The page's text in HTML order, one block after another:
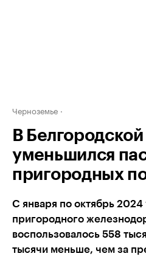
Черноземье
В
уменьшился
пригородных
С января по октябрь 2024
пригородного
воспользовалось 558
тысячи меньше, чем за